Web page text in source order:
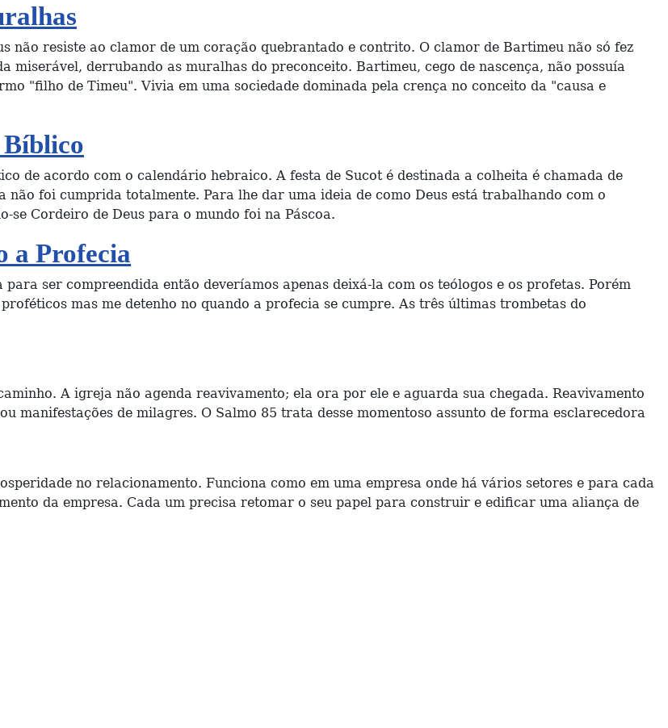
não resiste ao clamor de um coração quebrantado e contrito. O clamor de Bartimeu não só fez
miserável, derrubando as muralhas do preconceito. Bartimeu, cego de nascença, não possuía
"filho de Timeu". Vivia em uma sociedade dominada pela crença no conceito da "causa e
de acordo com o calendário hebraico. A festa de Sucot é destinada a colheita é chamada de
não foi cumprida totalmente. Para lhe dar uma ideia de como Deus está trabalhando com o
Cordeiro de Deus para o mundo foi na Páscoa.
a Profecia
ser compreendida então deveríamos apenas deixá-la com os teólogos e os profetas. Porém
mas me detenho no quando a profecia se cumpre. As três últimas trombetas do
A igreja não agenda reavivamento; ela ora por ele e aguarda sua chegada. Reavivamento
manifestações de milagres. O Salmo 85 trata desse momentoso assunto de forma esclarecedora
no relacionamento. Funciona como em uma empresa onde há vários setores e para cada
da empresa. Cada um precisa retomar o seu papel para construir e edificar uma aliança de